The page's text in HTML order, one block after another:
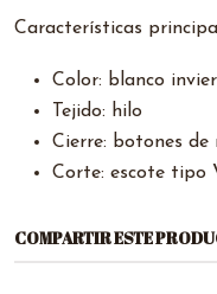
Características
Color: blanco
Tejido: hilo
Cierre: botones de
Corte: escote tipo
COMPARTIR ESTE